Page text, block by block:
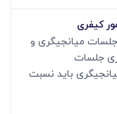
جلسات میانجی‏گری و
جلسات
باید نسبت